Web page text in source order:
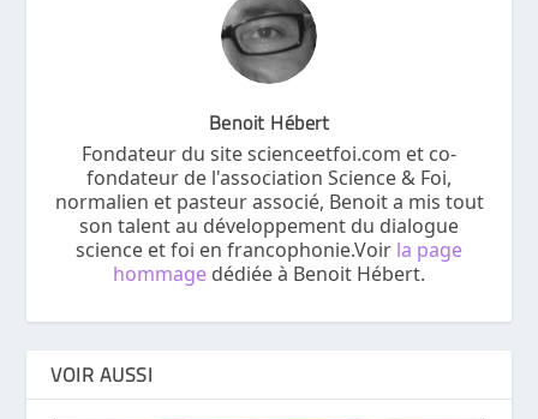
Benoit Hébert
Fondateur du site scienceetfoi.com et co-
fondateur de l'association Science & Foi,
normalien et pasteur associé, Benoit a mis tout
son talent au développement du dialogue
science et foi en francophonie.Voir la page
hommage dédiée à Benoit Hébert.
VOIR AUSSI